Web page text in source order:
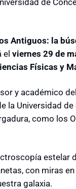
Antiguos: la
el viernes 29 de
Físicas y
y académico
la Universidad
como los
estelar
con miras
galaxia.